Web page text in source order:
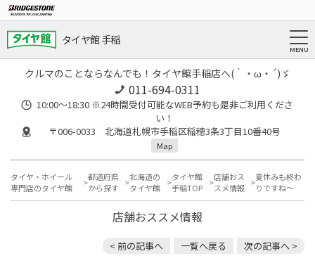
タイヤ館 手稲
クルマのことならなんでも！タイヤ館手稲店へ(｀・ω・´)ゞ
011-694-0311
10:00～18:30 ※24時間受付可能なWEB予約も是非ご利用くださ
い！
〒006-0033 北海道札幌市手稲区稲穂3条3丁目10番40号
Map
タイヤ・ホイール
専門店のタイヤ館
都道府県
から探す
北海道の
タイヤ館
タイヤ館
手稲TOP
店舗おス
スメ情報
夏休みも終わ
りですね～
店舗おススメ情報
< 前の記事へ 一覧へ戻る 次の記事へ >